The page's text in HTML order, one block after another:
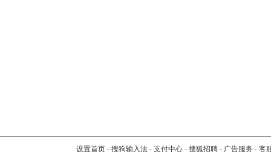
设置首页- 搜狗输入法- 支付中心- 搜狐招聘- 广告服务 - 客